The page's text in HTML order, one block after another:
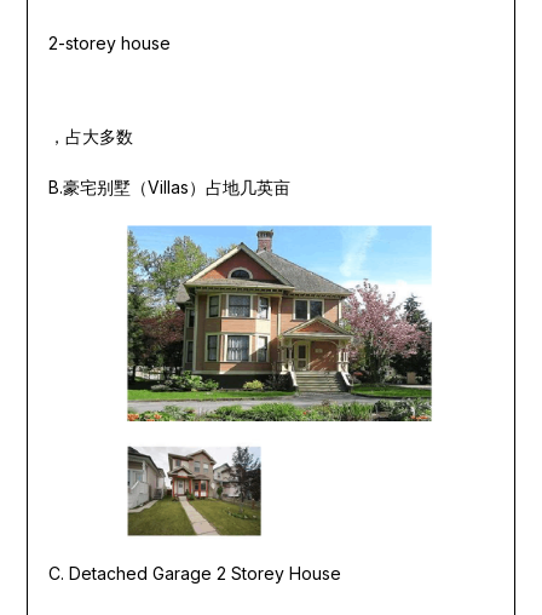
2-storey house
，占大多数
B.豪宅别墅（Villas）占地几英亩
C. Detached Garage 2 Storey House